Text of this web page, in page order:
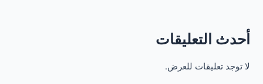
أحدث التعليقات
لا توجد تعليقات للعرض.